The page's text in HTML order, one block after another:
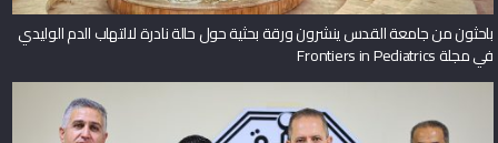
باحثون من جامعة القدس ينشرون ورقة بحثية حول حالة نادرة لالتهاب الدم الوليدي
في مجلة Frontiers in Pediatrics